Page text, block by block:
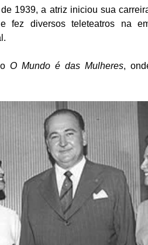
1939, a atriz iniciou sua
fez diversos teleteatros na
O Mundo é das Mulheres,